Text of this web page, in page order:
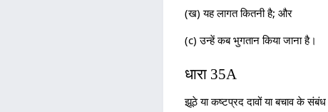
(ख) यह लागत कितनी है; और
(c) उन्हें कब भुगतान किया जाना है।
धारा 35A
झूठे या कष्टप्रद दावों या बचाव के